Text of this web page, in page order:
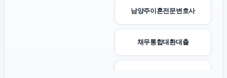
남양주이혼전문변호사
채무통합대환대출